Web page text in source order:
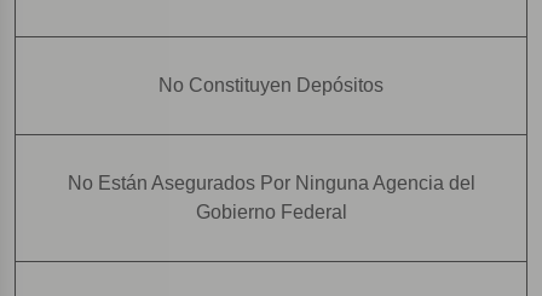
No Constituyen Depósitos
No Están Asegurados Por Ninguna Agencia del
Gobierno Federal